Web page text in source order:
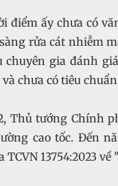
điểm ấy chưa có
rửa cát nhiễm
chuyên gia đánh
chưa có tiêu
Thủ tướng Chính
cao tốc. Đến
TCVN 13754:2023